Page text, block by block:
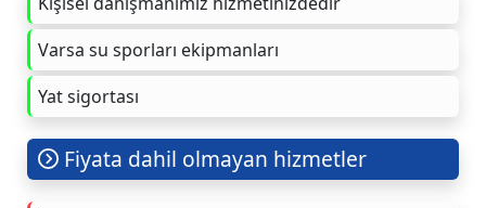
Varsa su sporları ekipmanları
Yat sigortası
Fiyata dahil olmayan hizmetler